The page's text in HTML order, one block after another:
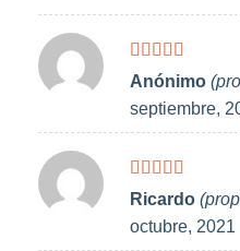
Valorado
con5de 5
Anónimo
septiembre,
Valorado
con5de 5
Ricardo
octubre, 2021